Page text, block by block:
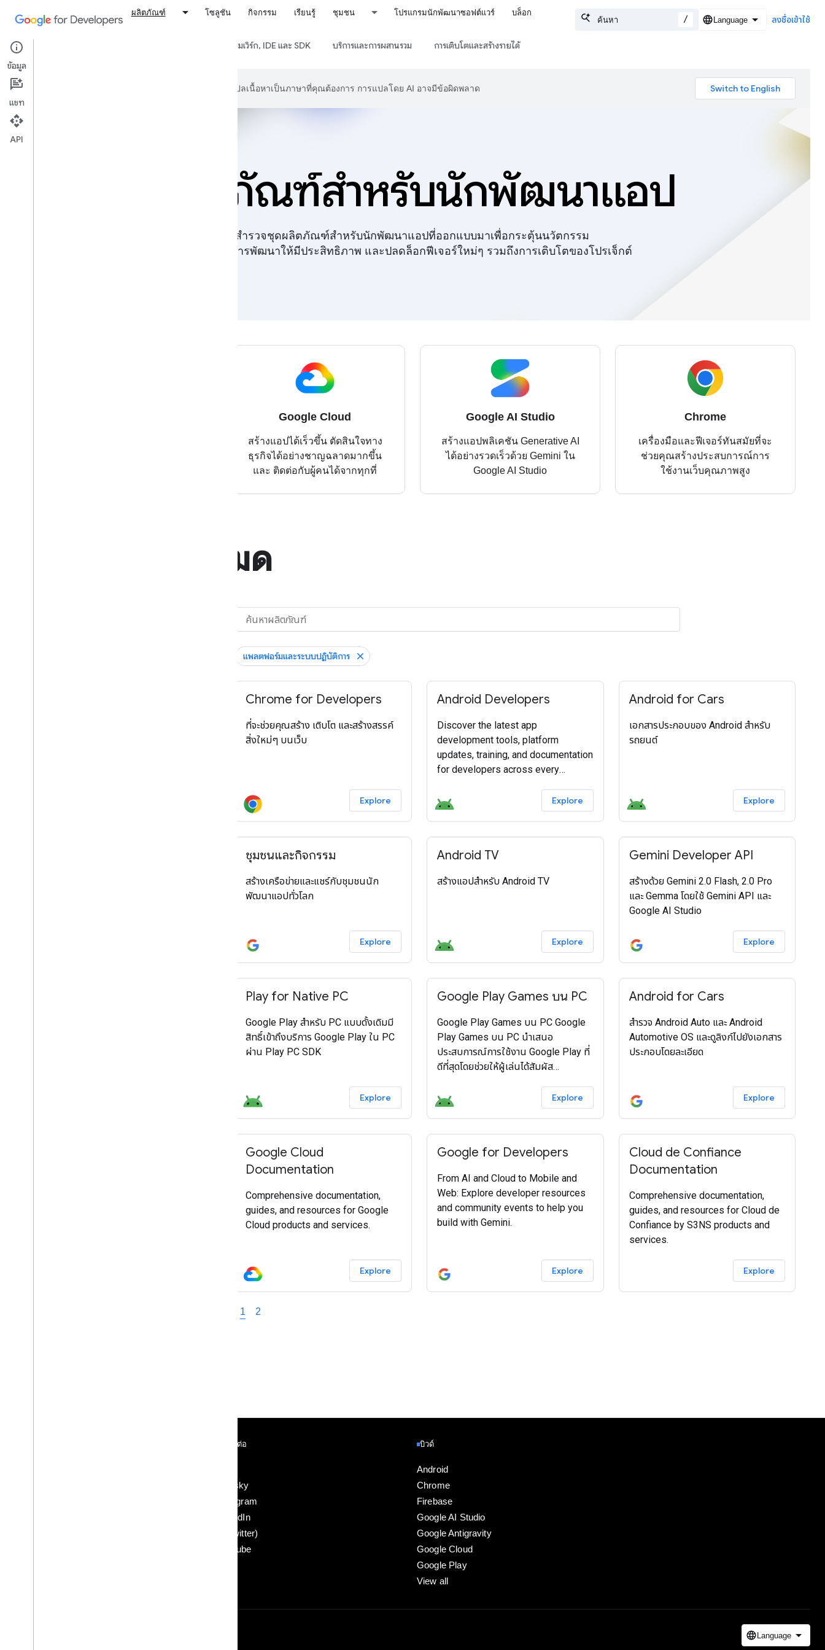
ผลิตภัณฑ์ โซลูชัน กิจกรรม เรียนรู้ ชุมชน โปรแกรมนักพัฒนาซอฟต์แวร์ บล็อก
/ ลงชื่อเข้าใช้
ผลิตภัณฑ์ทั้งหมด เฟรมเวิร์ก, IDE และ SDK บริการและการผสานรวม การเติบโตและสร้างรายได้
Google ใช้เทคโนโลยี AI เพื่อแปลเนื้อหาเป็นภาษาที่คุณต้องการ การแปลโดย AI อาจมีข้อผิดพลาด
ผลิตภัณฑ์สำหรับนักพัฒนาแอป
สำรวจชุดผลิตภัณฑ์สำหรับนักพัฒนาแอปที่ออกแบบมาเพื่อกระตุ้นนวัตกรรม
ปรับปรุงการพัฒนาให้มีประสิทธิภาพ และปลดล็อกฟีเจอร์ใหม่ๆ รวมถึงการเติบโตของโปรเจ็กต์
Google Cloud
สร้างแอปได้เร็วขึ้น ตัดสินใจทาง
ธุรกิจได้อย่างชาญฉลาดมากขึ้น
และ ติดต่อกับผู้คนได้จากทุกที่
Google AI Studio
สร้างแอปพลิเคชัน Generative AI
ได้อย่างรวดเร็วด้วย Gemini ใน
Google AI Studio
Chrome
เครื่องมือและฟีเจอร์ทันสมัยที่จะ
ช่วยคุณสร้างประสบการณ์การ
ใช้งานเว็บคุณภาพสูง
ผลิตภัณฑ์ทั้งหมด
แพลตฟอร์มและระบบปฏิบัติการ
Chrome for Developers
ที่จะช่วยคุณสร้าง เติบโต และสร้างสรรค์
สิ่งใหม่ๆ บนเว็บ
Explore
Android Developers
Discover the latest app
development tools, platform
updates, training, and documentation
for developers across every
Explore
Android for Cars
เอกสารประกอบของ Android สำหรับ
รถยนต์
Explore
ชุมชนและกิจกรรม
สร้างเครือข่ายและแชร์กับชุมชนนัก
พัฒนาแอปทั่วโลก
Explore
Android TV
สร้างแอปสำหรับ Android TV
Explore
Gemini Developer API
สร้างด้วย Gemini 2.0 Flash, 2.0 Pro
และ Gemma โดยใช้ Gemini API และ
Google AI Studio
Explore
Play for Native PC
Google Play สำหรับ PC แบบดั้งเดิมมี
สิทธิ์เข้าถึงบริการ Google Play ใน PC
ผ่าน Play PC SDK
Explore
Google Play Games บน PC
Google Play Games บน PC Google
Play Games บน PC นำเสนอ
ประสบการณ์การใช้งาน Google Play ที่
ดีที่สุดโดยช่วยให้ผู้เล่นได้สัมผัส
แพลตฟอร์มที่ราบรื่นและสมจริง เข้าร่วม
Google Play Games บน PC เพื่อเผย
Explore
Android for Cars
สำรวจ Android Auto และ Android
Automotive OS และดูลิงก์ไปยังเอกสาร
ประกอบโดยละเอียด
Explore
Google Cloud
Documentation
Comprehensive documentation,
guides, and resources for Google
Cloud products and services.
Explore
Google for Developers
From AI and Cloud to Mobile and
Web: Explore developer resources
and community events to help you
build with Gemini.
Explore
Cloud de Confiance
Documentation
Comprehensive documentation,
guides, and resources for Cloud de
Confiance by S3NS products and
services.
Explore
1 2
เชื่อมต่อ
Bluesky
Instagram
LinkedIn
X (Twitter)
YouTube
บิวด์
Android
Chrome
Firebase
Google AI Studio
Google Antigravity
Google Cloud
Google Play
View all
ข้อมูล
แชท
API